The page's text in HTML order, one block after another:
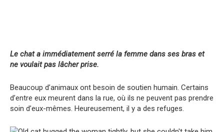
Le chat a immédiatement serré la femme dans ses bras et
ne voulait pas lâcher prise.
Beaucoup d’animaux ont besoin de soutien humain. Certains
d’entre eux meurent dans la rue, où ils ne peuvent pas prendre
soin d’eux-mêmes. Heureusement, il y a des refuges.